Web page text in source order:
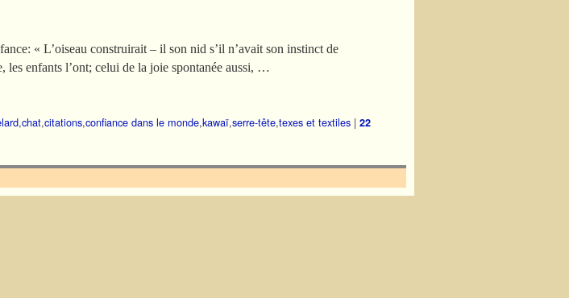
« L’oiseau construirait – il son nid s’il n’avait son instinct de
les enfants l’ont; celui de la joie spontanée aussi, …
,chat,citations,confiance dans le monde,kawaï,serre-tête,texes et textiles | 22